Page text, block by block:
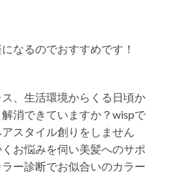
なるのでおすすめです！
、生活環境からくる日頃か
消できていますか？wispで
スタイル創りをしません
お悩みを伺い美髪へのサポ
ー診断でお似合いのカラー